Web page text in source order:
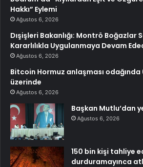
Hakkı” Eylemi
Ağustos 6, 2026
Dışişleri Bakanlığı: Montrö Boğazlar
Kararlılıkla Uygulanmaya Devam
Ağustos 6, 2026
Bitcoin Hormuz anlaşması odağında
üzerinde
Ağustos 6, 2026
Başkan Mutlu’dan
Ağustos 6, 2026
150 bin kişi tahliye
durduramayınca